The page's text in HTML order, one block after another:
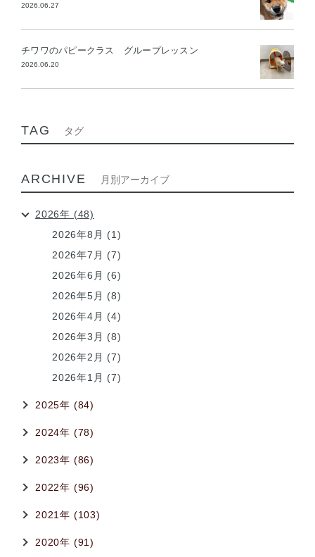
2026.06.27
チワワのパピークラス グループレッスン
2026.06.20
TAG タグ
ARCHIVE 月別アーカイブ
2026年 (48)
2026年8月 (1)
2026年7月 (7)
2026年6月 (6)
2026年5月 (8)
2026年4月 (4)
2026年3月 (8)
2026年2月 (7)
2026年1月 (7)
2025年 (84)
2024年 (78)
2023年 (86)
2022年 (96)
2021年 (103)
2020年 (91)